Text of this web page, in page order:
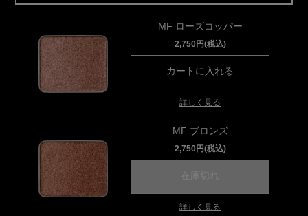
MF ローズコッパー
2,750円(税込)
カートに入れる
詳しく見る
MF ブロンズ
2,750円(税込)
在庫切れ
詳しく見る